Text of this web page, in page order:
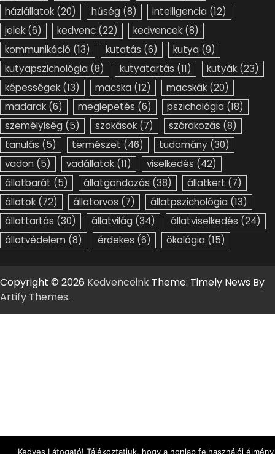
háziállatok (20) hűség (8) intelligencia (12)
jelek (6) kedvenc (22) kedvencek (8)
kommunikáció (13) kutatás (6) kutya (9)
kutyapszichológia (8) kutyatartás (11) kutyák (23)
képességek (13) macska (12) macskák (20)
madarak (6) meglepetés (6) pszichológia (18)
személyiség (5) szokások (7) szórakozás (8)
tanulás (5) természet (46) tudomány (30)
vadon (5) vadállatok (11) viselkedés (42)
állatbarát (5) állatgondozás (38) állatkert (7)
állatok (72) állatorvos (7) állatpszichológia (13)
állattartás (30) állatvilág (34) állatviselkedés (24)
állatvédelem (8) érdekes (6) ökológia (15)
Copyright © 2026 Kedvenceink Theme: Timely News By
Artify Themes.
Kedves Látogató! Tájékoztatjuk, hogy a honlap felhasználói élmény